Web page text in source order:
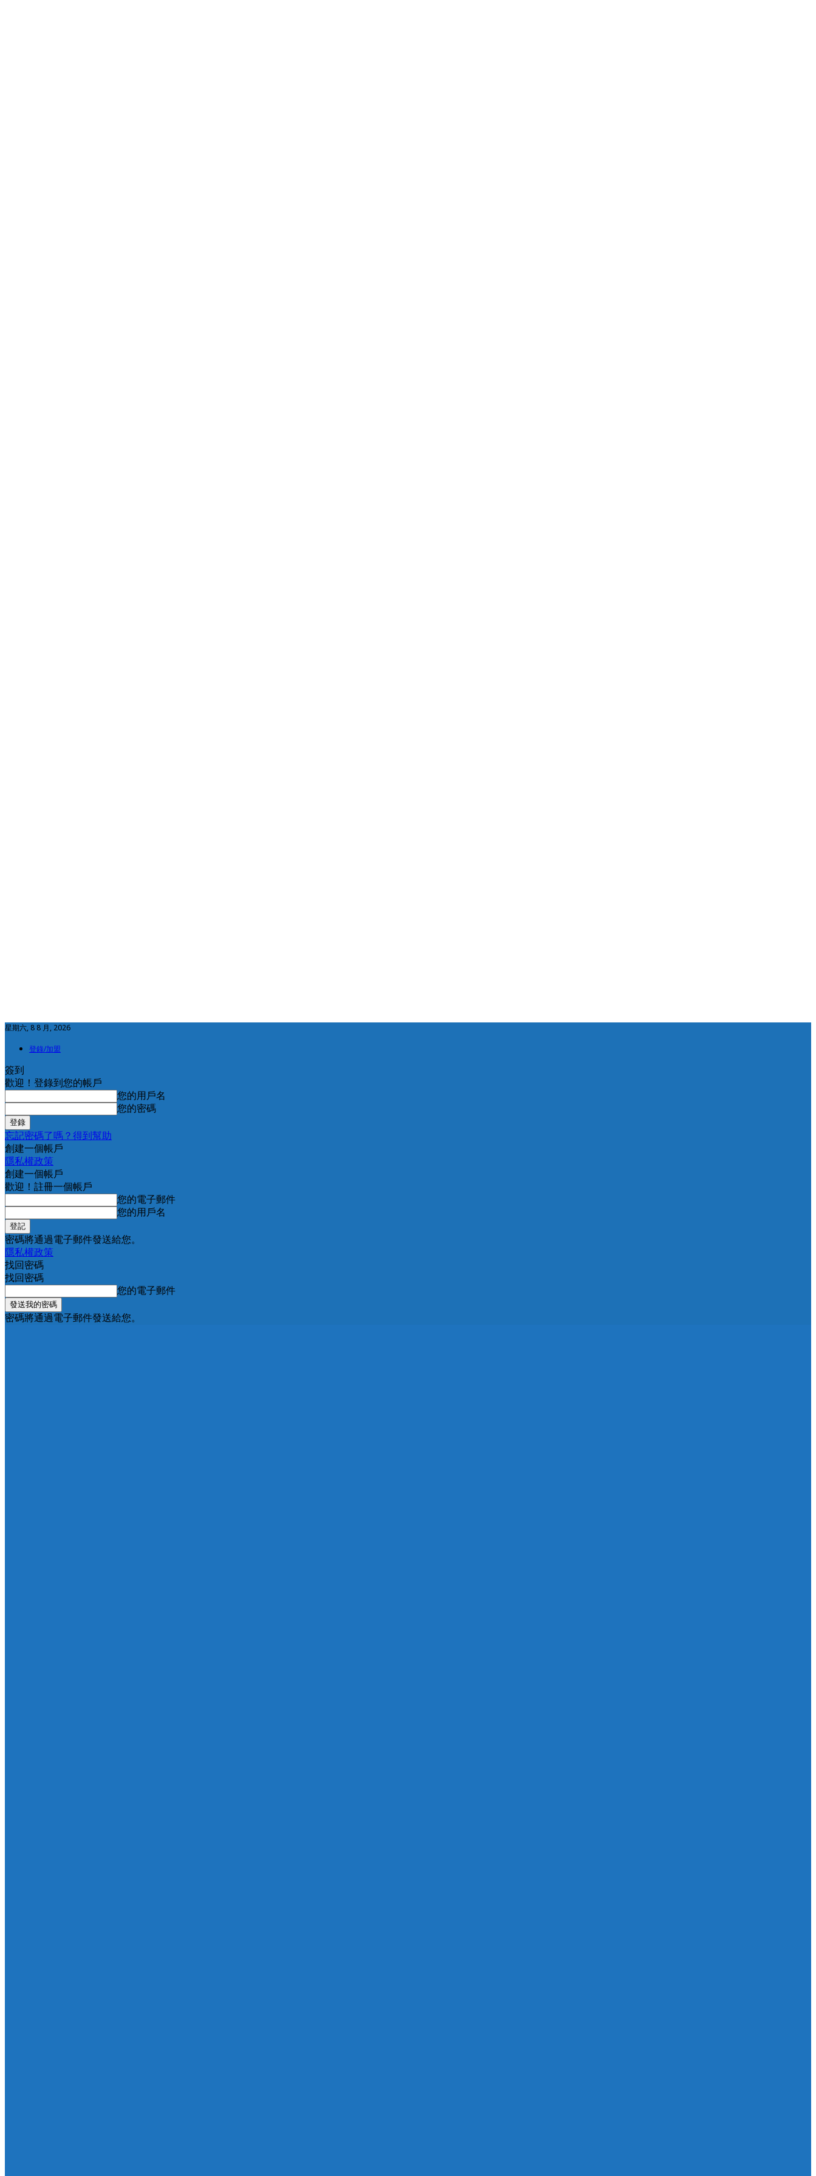
星期六, 8 8 月, 2026
登錄/加盟
簽到
歡迎！登錄到您的帳戶
您的用戶名
您的密碼
忘記密碼了嗎？得到幫助
創建一個帳戶
隱私權政策
創建一個帳戶
歡迎！註冊一個帳戶
您的電子郵件
您的用戶名
密碼將通過電子郵件發送給您。
隱私權政策
找回密碼
找回密碼
您的電子郵件
密碼將通過電子郵件發送給您。